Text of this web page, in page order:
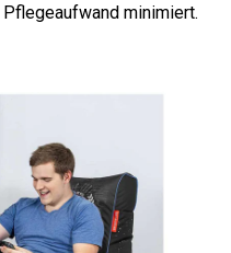
minimiert.